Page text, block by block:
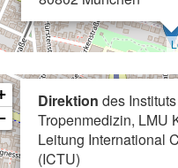
Direktion des
Tropenmedizin, LMU
Leitung International
(ICTU)